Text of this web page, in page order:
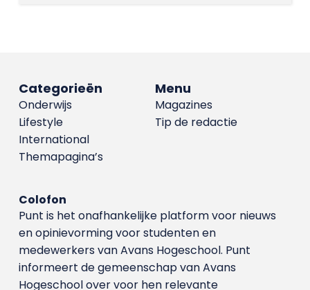
Menu
Magazines
Tip de redactie
Categorieën
Onderwijs
Lifestyle
International
Themapagina’s
Colofon
Punt is het onafhankelijke platform voor nieuws
en opinievorming voor studenten en
medewerkers van Avans Hoge­school. Punt
informeert de gemeenschap van Avans
Hogeschool over voor hen relevante